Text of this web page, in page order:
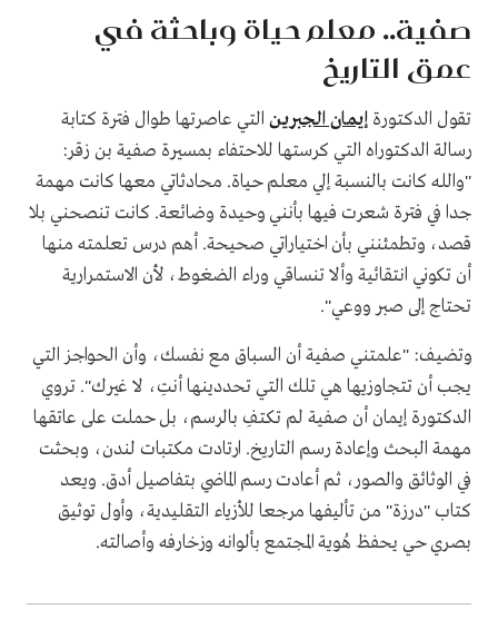
صفية.. معلم حياة وباحثة في
عمق التاريخ
تقول الدكتورة إيمان الجبرين التي عاصرتها طوال فترة كتابة
رسالة الدكتوراه التي كرستها للاحتفاء بمسيرة صفية بن زقر:
"والله كانت بالنسبة إلي معلم حياة. محادثاتي معها كانت مهمة
جدا في فترة شعرت فيها بأنني وحيدة وضائعة. كانت تنصحني بلا
قصد، وتطمئنني بأن اختياراتي صحيحة. أهم درس تعلمته منها
أن تكوني انتقائية وألا تنساقي وراء الضغوط، لأن الاستمرارية
تحتاج إلى صبر ووعي".
وتضيف: "علمتني صفية أن السباق مع نفسك، وأن الحواجز التي
يجب أن تتجاوزيها هي تلك التي تحددينها أنتِ، لا غيرك". تروي
الدكتورة إيمان أن صفية لم تكتفِ بالرسم، بل حملت على عاتقها
مهمة البحث وإعادة رسم التاريخ. ارتادت مكتبات لندن، وبحثت
في الوثائق والصور، ثم أعادت رسم الماضي بتفاصيل أدق. ويعد
كتاب "درزة" من تأليفها مرجعا للأزياء التقليدية، وأول توثيق
بصري حي يحفظ هُوية المجتمع بألوانه وزخارفه وأصالته.